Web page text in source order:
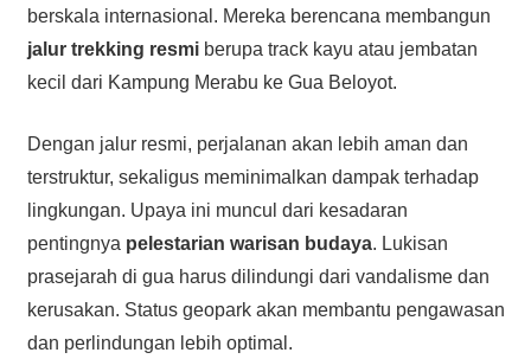
berskala internasional. Mereka berencana membangun
jalur trekking resmiberupa track kayu atau jembatan
kecil dari Kampung Merabu ke Gua Beloyot.
Dengan jalur resmi, perjalanan akan lebih aman dan
terstruktur, sekaligus meminimalkan dampak terhadap
lingkungan. Upaya ini muncul dari kesadaran
pentingnya pelestarian warisan budaya. Lukisan
prasejarah di gua harus dilindungi dari vandalisme dan
kerusakan. Status geopark akan membantu pengawasan
dan perlindungan lebih optimal.